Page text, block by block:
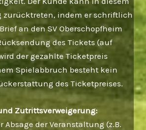
zurücktreten, indem er schriftlich
an den SV Oberschopfheim
des Tickets (auf
der gezahlte Ticketpreis
Spielabbruch besteht kein
des Ticketpreises.
Zutrittsverweigerung:
Absage der Veranstaltung (z.B.